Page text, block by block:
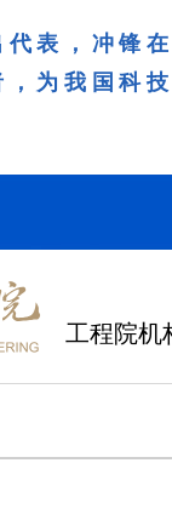
表，冲锋
为我国科
工程院机